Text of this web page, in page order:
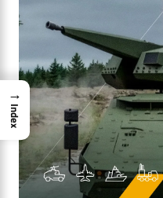
→
Index